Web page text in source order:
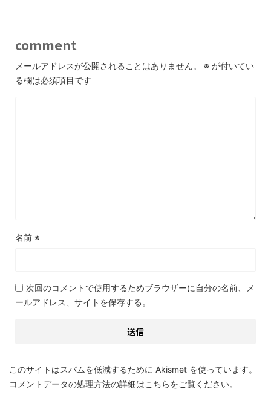
comment
メールアドレスが公開されることはありません。 ※ が付いてい
る欄は必須項目です
名前 ※
次回のコメントで使用するためブラウザーに自分の名前、メ
ールアドレス、サイトを保存する。
このサイトはスパムを低減するために Akismet を使っています。
コメントデータの処理方法の詳細はこちらをご覧ください。